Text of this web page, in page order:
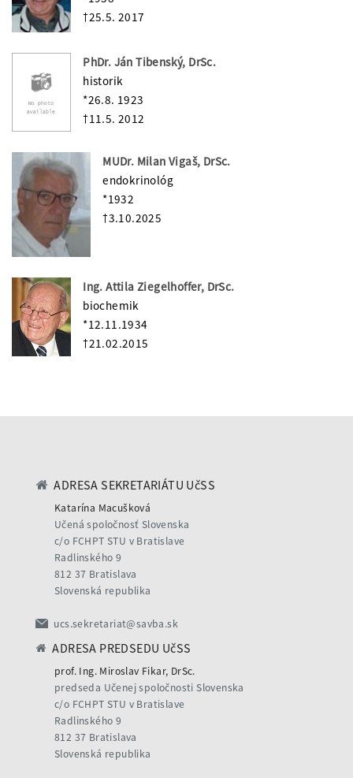
†25.5. 2017
PhDr. Ján Tibenský, DrSc.
historik
*26.8. 1923
†11.5. 2012
MUDr. Milan Vigaš, DrSc.
endokrinológ
*1932
†3.10.2025
Ing. Attila Ziegelhoffer, DrSc.
biochemik
*12.11.1934
†21.02.2015
ADRESA SEKRETARIÁTU UčSS
Katarína Macušková
Učená spoločnosť Slovenska
c/o FCHPT STU v Bratislave
Radlinského 9
812 37 Bratislava
Slovenská republika
ucs.sekretariat@savba.sk
ADRESA PREDSEDU UčSS
prof. Ing. Miroslav Fikar, DrSc.
predseda Učenej spoločnosti Slovenska
c/o FCHPT STU v Bratislave
Radlinského 9
812 37 Bratislava
Slovenská republika